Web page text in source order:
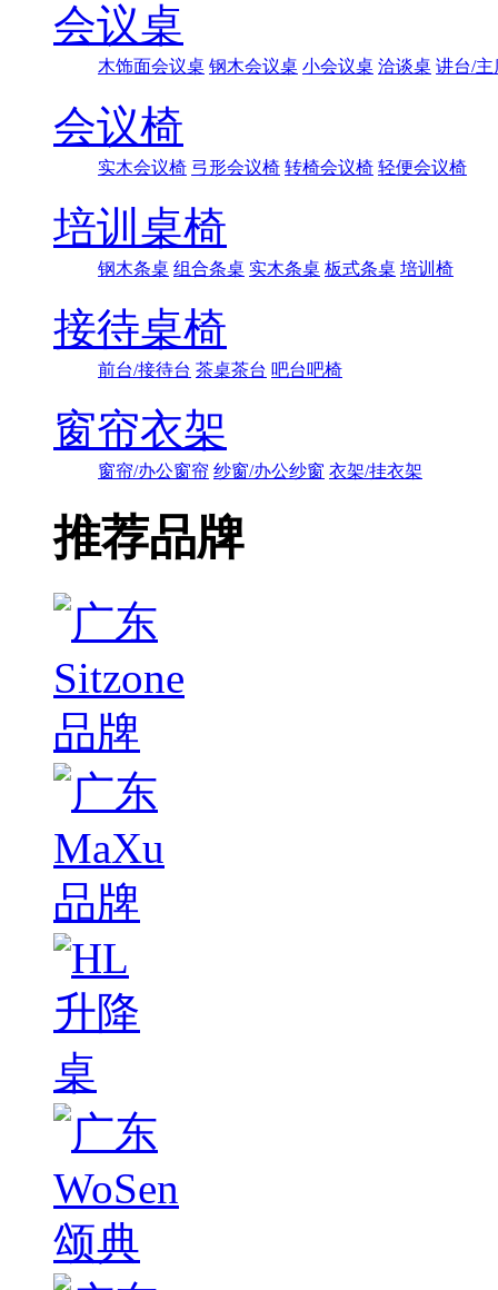
会议桌
木饰面会议桌 钢木会议桌 小会议桌 洽谈桌 讲台/主
会议椅
实木会议椅 弓形会议椅 转椅会议椅 轻便会议椅
培训桌椅
钢木条桌 组合条桌 实木条桌 板式条桌 培训椅
接待桌椅
前台/接待台 茶桌茶台 吧台吧椅
窗帘衣架
窗帘/办公窗帘 纱窗/办公纱窗 衣架/挂衣架
推荐品牌